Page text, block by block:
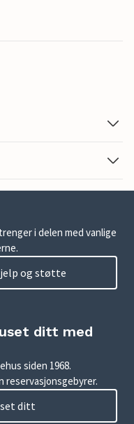
i delen med vanlige
og støtte
ditt med
siden 1968.
reservasjonsgebyrer.
ditt